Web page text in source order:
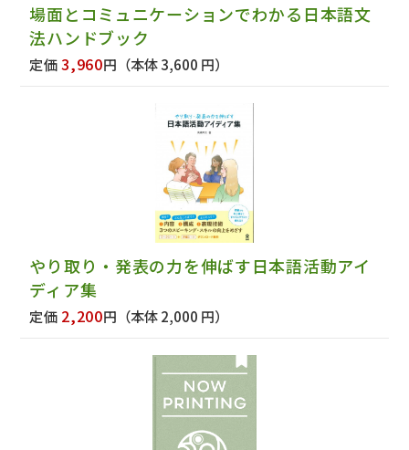
場面とコミュニケーションでわかる日本語文
法ハンドブック
定価3,960円 （本体 3,600 円）
やり取り・発表の力を伸ばす日本語活動アイ
ディア集
定価 2,200円 （本体 2,000 円）